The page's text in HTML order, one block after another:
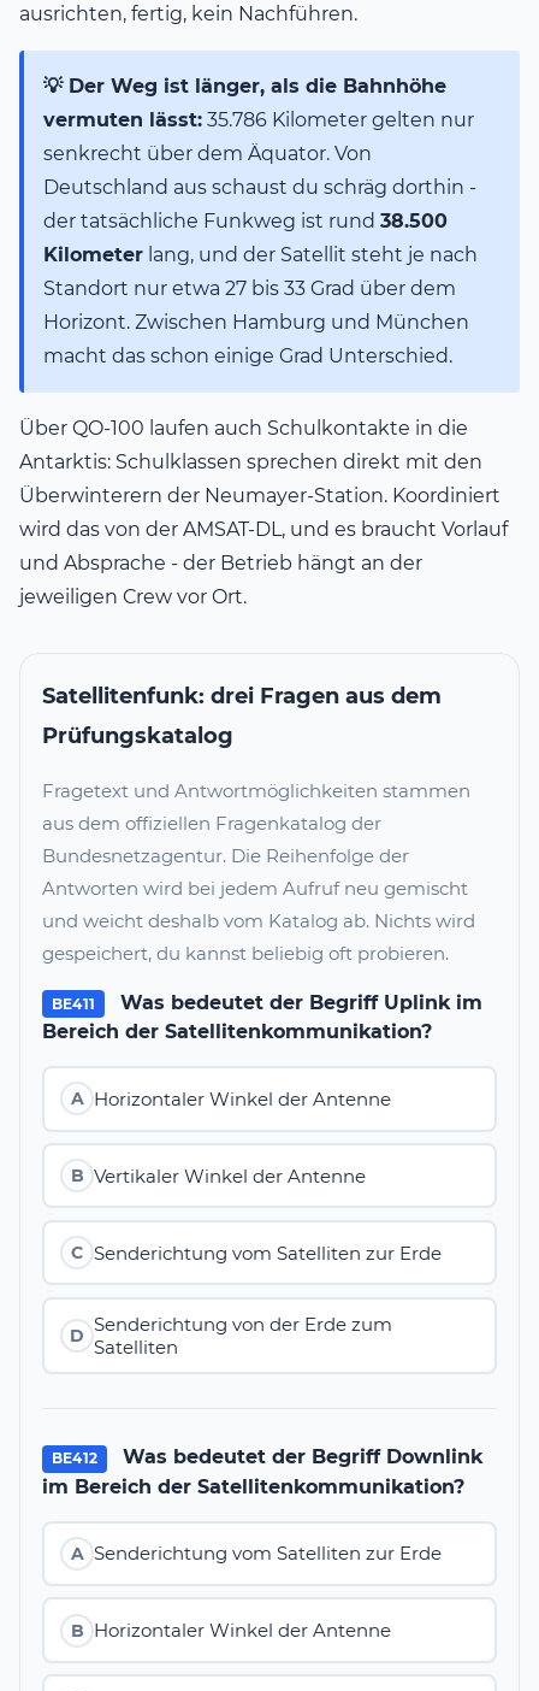
ausrichten, fertig, kein Nachführen.
💡 Der Weg ist länger, als die Bahnhöhe
vermuten lässt: 35.786 Kilometer gelten nur
senkrecht über dem Äquator. Von
Deutschland aus schaust du schräg dorthin -
der tatsächliche Funkweg ist rund 38.500
Kilometer lang, und der Satellit steht je nach
Standort nur etwa 27 bis 33 Grad über dem
Horizont. Zwischen Hamburg und München
macht das schon einige Grad Unterschied.
Über QO-100 laufen auch Schulkontakte in die
Antarktis: Schulklassen sprechen direkt mit den
Überwinterern der Neumayer-Station. Koordiniert
wird das von der AMSAT-DL, und es braucht Vorlauf
und Absprache - der Betrieb hängt an der
jeweiligen Crew vor Ort.
Satellitenfunk: drei Fragen aus dem
Prüfungskatalog
Fragetext und Antwortmöglichkeiten stammen
aus dem offiziellen Fragenkatalog der
Bundesnetzagentur. Die Reihenfolge der
Antworten wird bei jedem Aufruf neu gemischt
und weicht deshalb vom Katalog ab. Nichts wird
gespeichert, du kannst beliebig oft probieren.
BE411
Was bedeutet der Begriff Uplink im
Bereich der Satellitenkommunikation?
A Horizontaler Winkel der Antenne
B Vertikaler Winkel der Antenne
C Senderichtung vom Satelliten zur Erde
D Senderichtung von der Erde zum
Satelliten
BE412
Was bedeutet der Begriff Downlink
im Bereich der Satellitenkommunikation?
A Senderichtung vom Satelliten zur Erde
B Horizontaler Winkel der Antenne